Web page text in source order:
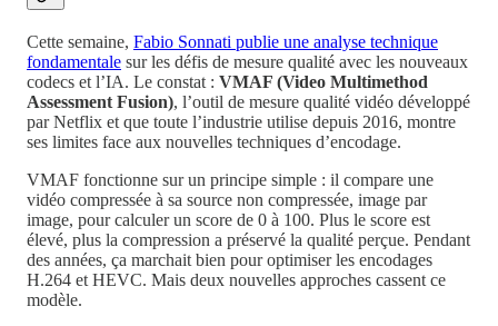
Cette semaine, Fabio Sonnati publie une analyse technique
fondamentale sur les défis de mesure qualité avec les nouveaux
codecs et l’IA. Le constat : VMAF (Video Multimethod
Assessment Fusion), l’outil de mesure qualité vidéo développé
par Netflix et que toute l’industrie utilise depuis 2016, montre
ses limites face aux nouvelles techniques d’encodage.
VMAF fonctionne sur un principe simple : il compare une
vidéo compressée à sa source non compressée, image par
image, pour calculer un score de 0 à 100. Plus le score est
élevé, plus la compression a préservé la qualité perçue. Pendant
des années, ça marchait bien pour optimiser les encodages
H.264 et HEVC. Mais deux nouvelles approches cassent ce
modèle.